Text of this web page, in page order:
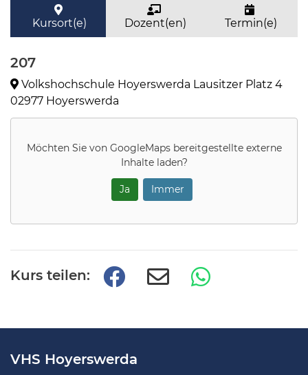
Kursort(e) Dozent(en) Termin(e)
207
Volkshochschule Hoyerswerda Lausitzer Platz 4
02977 Hoyerswerda
Möchten Sie von GoogleMapsbereitgestellte externe
Inhalte laden?
Ja Immer
Kurs teilen:
VHS Hoyerswerda